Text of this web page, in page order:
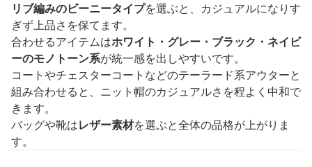
リブ編みのビーニータイプを選ぶと、カジュアルになりす
ぎず上品さを保てます。
合わせるアイテムはホワイト・グレー・ブラック・ネイビ
ーのモノトーン系が統一感を出しやすいです。
コートやチェスターコートなどのテーラード系アウターと
組み合わせると、ニット帽のカジュアルさを程よく中和で
きます。
バッグや靴はレザー素材を選ぶと全体の品格が上がりま
す。